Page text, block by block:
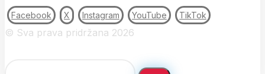
Facebook X Instagram YouTube TikTok
© Sva prava pridržana 2026